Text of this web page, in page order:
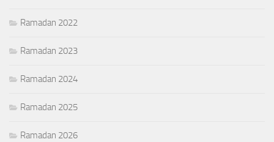
Ramadan 2022
Ramadan 2023
Ramadan 2024
Ramadan 2025
Ramadan 2026